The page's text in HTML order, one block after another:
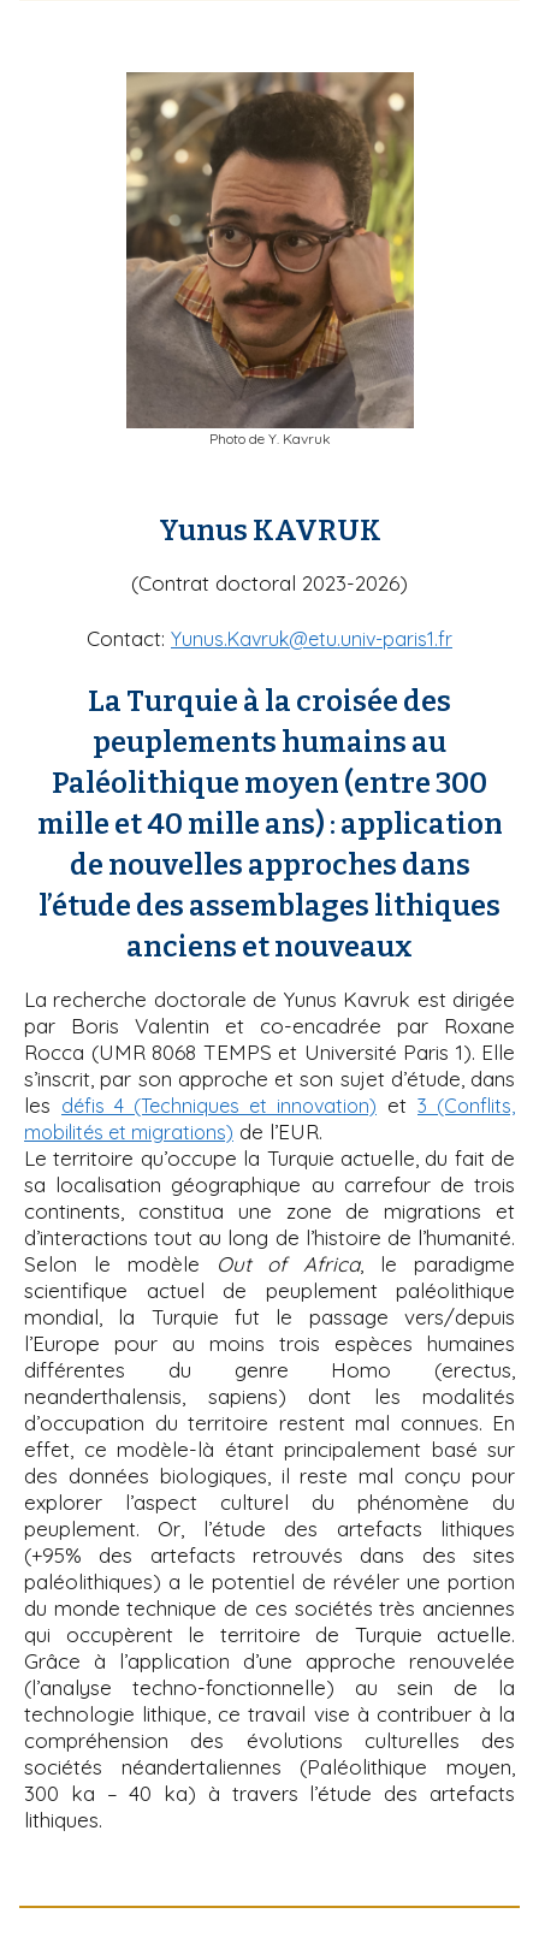
Photo de Y. Kavruk
Yunus KAVRUK
(Contrat doctoral 2023-2026)
Contact: Yunus.Kavruk@etu.univ-paris1.fr
La Turquie à la croisée des
peuplements humains au
Paléolithique moyen (entre 300
mille et 40 mille ans) : application
de nouvelles approches dans
l’étude des assemblages lithiques
anciens et nouveaux
La recherche doctorale de Yunus Kavruk est dirigée
par Boris Valentin et co-encadrée par Roxane
Rocca (UMR 8068 TEMPS et Université Paris 1). Elle
s’inscrit, par son approche et son sujet d’étude, dans
les défis 4 (Techniques et innovation) et 3 (Conflits,
mobilités et migrations) de l’EUR.
Le territoire qu’occupe la Turquie actuelle, du fait de
sa localisation géographique au carrefour de trois
continents, constitua une zone de migrations et
d’interactions tout au long de l’histoire de l’humanité.
Selon le modèle
Out of Africa, le paradigme
scientifique actuel de peuplement paléolithique
mondial, la Turquie fut le passage vers/depuis
l’Europe pour au moins trois espèces humaines
différentes du genre Homo (erectus,
neanderthalensis, sapiens) dont les modalités
d’occupation du territoire restent mal connues. En
effet, ce modèle-là étant principalement basé sur
des données biologiques, il reste mal conçu pour
explorer l’aspect culturel du phénomène du
peuplement. Or, l’étude des artefacts lithiques
(+95% des artefacts retrouvés dans des sites
paléolithiques) a le potentiel de révéler une portion
du monde technique de ces sociétés très anciennes
qui occupèrent le territoire de Turquie actuelle.
Grâce à l’application d’une approche renouvelée
(l’analyse techno-fonctionnelle) au sein de la
technologie lithique, ce travail vise à contribuer à la
compréhension des évolutions culturelles des
sociétés néandertaliennes (Paléolithique moyen,
300 ka – 40 ka) à travers l’étude des artefacts
lithiques.